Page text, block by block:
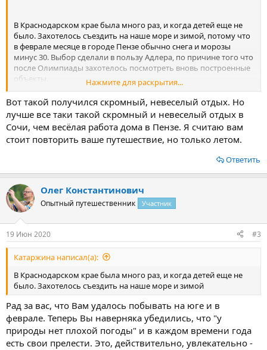
В Краснодарском крае была много раз, и когда детей еще не
было. Захотелось съездить на наше море и зимой, потому что
в феврале месяце в городе Пензе обычно снега и морозы
минус 30. Выбор сделали в пользу Адлера, по причине того что
после Олимпиады захотелось посмотреть вновь построенные
объекты.
Билет покупали на поезд через приложение ржд в телефоне. В
приложении вносятся пассажиры с личными данными один
раз, что очень удобно. Билеты распечатывать не нужно,
достаточно предъявить паспорт проводники. Стоимость
плацкарта в не сезон составила 2000 рублей. Время в пути 1,5
Дону, когда ехать осталось 12 часов, свободных мест не
осталось. Начиная с Туапсе, пассажиры стали выходить.
Приехали на железнодорожный вокзал Адлера в обед.
Забронированный отель «Сочи парк», находится в
Имеретинской низменности, от вокзала добирались на такси
предложила машину, мы согласились.
Посмотреть вложение 14293
Отель с огромной территорией и состоит из 11 корпусов. На
территорию отели пускают только по пропускам, с нас
попросили распечатанный ваучер, заселили сразу минут через
10. Номер находился на 5 этаже с видом на бассейн. Стоимость
путевки на 8 дней обошлась в 7000 рублей на двоих взрослых и
ребенка 5 лет (кроме проживание был включен завтрак
шведский стол). На территории отеля есть детская комната, где
можно оставить ребенка (оплата по часовая), дети до 4 лет
могут находиться там только в присутствии одного из
Нажмите для раскрытия...
Вот такой получился скромный, невеселый отдых. Но
лучше все таки такой скромный и невеселый отдых в
Сочи, чем весёлая работа дома в Пензе. Я считаю вам
стоит повторить ваше путешествие, но только летом.
Ответить
Олег Константинович
Опытный путешественник Участник
19 Июн 2020 #3
Катаржина написал(а):
В Краснодарском крае была много раз, и когда детей еще не
было. Захотелось съездить на наше море и зимой
Рад за вас, что Вам удалось побывать на юге и в
феврале. Теперь Вы наверняка убедились, что "у
природы нет плохой погоды" и в каждом времени года
есть свои прелести. Это, действительно, увлекательно -